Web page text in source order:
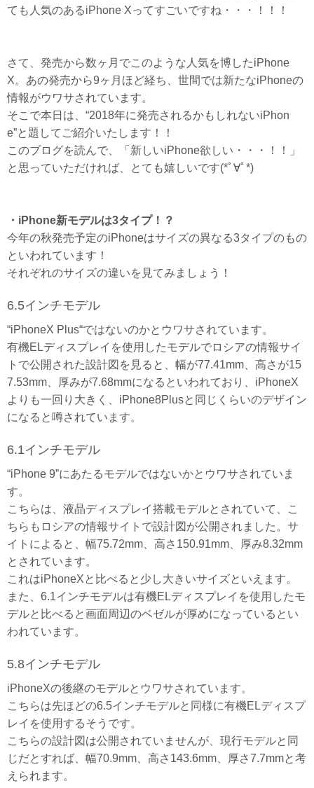
ても人気のあるiPhone Xってすごいですね・・・！！！
さて、発売から数ヶ月でこのような人気を博したiPhone
X。あの発売から9ヶ月ほど経ち、世間では新たなiPhoneの
情報がウワサされています。
そこで本日は、“2018年に発売されるかもしれないiPhon
e”と題してご紹介いたします！！
このブログを読んで、「新しいiPhone欲しい・・・！！」
と思っていただければ、とても嬉しいです(*ﾟ∀ﾟ*)
・iPhone新モデルは3タイプ！？
今年の秋発売予定のiPhoneはサイズの異なる3タイプのもの
といわれています！
それぞれのサイズの違いを見てみましょう！
6.5インチモデル
“iPhoneX Plus“ではないのかとウワサされています。
有機ELディスプレイを使用したモデルでロシアの情報サイ
トで公開された設計図を見ると、幅が77.41mm、高さが15
7.53mm、厚みが7.68mmになるといわれており、iPhoneX
よりも一回り大きく、iPhone8Plusと同じくらいのデザイン
になると噂されています。
6.1インチモデル
“iPhone 9”にあたるモデルではないかとウワサされていま
す。
こちらは、液晶ディスプレイ搭載モデルとされていて、こ
ちらもロシアの情報サイトで設計図が公開されました。サ
イトによると、幅75.72mm、高さ150.91mm、厚み8.32mm
とされています。
これはiPhoneXと比べると少し大きいサイズといえます。
また、6.1インチモデルは有機ELディスプレイを使用したモ
デルと比べると画面周辺のベゼルが厚めになっているとい
われています。
5.8インチモデル
iPhoneXの後継のモデルとウワサされています。
こちらは先ほどの6.5インチモデルと同様に有機ELディスプ
レイを使用するそうです。
こちらの設計図は公開されていませんが、現行モデルと同
じだとすれば、幅70.9mm、高さ143.6mm、厚さ7.7mmと考
えられます。